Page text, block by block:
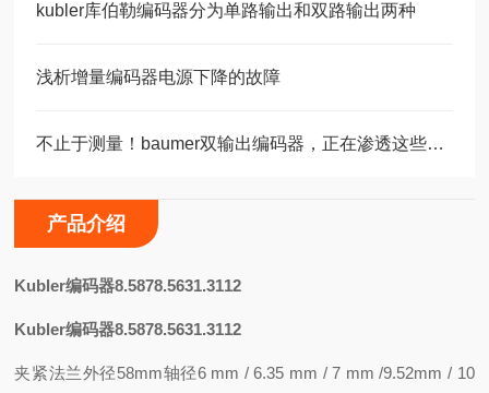
kubler库伯勒编码器分为单路输出和双路输出两种
浅析增量编码器电源下降的故障
不止于测量！baumer双输出编码器，正在渗透这些关键领域
产品介绍
Kubler编码器8.5878.5631.3112
Kubler编码器8.5878.5631.3112
夹紧法兰外径58mm轴径6 mm / 6.35 mm / 7 mm /9.52mm / 10